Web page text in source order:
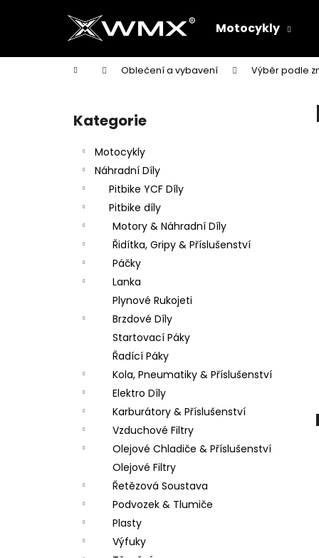
Motocykly
Domů Oblečení a vybavení Výběr podle
Přeskočit
kategorie
Kategorie
Motocykly
Náhradní Díly
Pitbike YCF Díly
Pitbike díly
Motory & Náhradní Díly
Řidítka, Gripy & Příslušenství
Páčky
Lanka
Plynové Rukojeti
Brzdové Díly
Startovací Páky
Řadící Páky
Kola, Pneumatiky & Příslušenství
Elektro Díly
Karburátory & Příslušenství
Vzduchové Filtry
Olejové Chladiče & Příslušenství
Olejové Filtry
Řetězová Soustava
Podvozek & Tlumiče
Plasty
Výfuky
í
Zpět
do
Zpět
do
PITBIKE DUŠE PŘEDNÍ 14 PALCŮ
200 Kč